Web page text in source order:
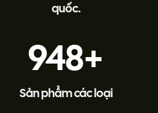
quốc.
986+
Sản phẩm các loại